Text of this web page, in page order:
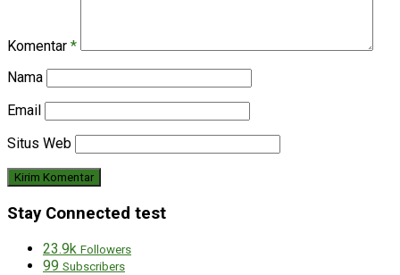
Komentar *
Nama
Email
Situs Web
Stay Connected test
23.9k Followers
99 Subscribers